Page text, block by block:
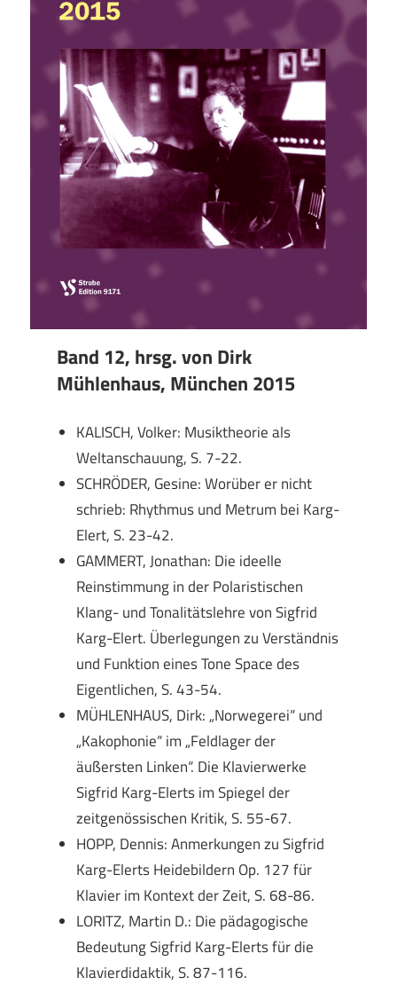
Band 12, hrsg. von Dirk
Mühlenhaus, München 2015
KALISCH, Volker: Musiktheorie als
Weltanschauung, S. 7-22.
SCHRÖDER, Gesine: Worüber er nicht
schrieb: Rhythmus und Metrum bei Karg-
Elert, S. 23-42.
GAMMERT, Jonathan: Die ideelle
Reinstimmung in der Polaristischen
Klang- und Tonalitätslehre von Sigfrid
Karg-Elert. Überlegungen zu Verständnis
und Funktion eines Tone Space des
Eigentlichen, S. 43-54.
MÜHLENHAUS, Dirk: „Norwegerei“ und
„Kakophonie“ im „Feldlager der
äußersten Linken“. Die Klavierwerke
Sigfrid Karg-Elerts im Spiegel der
zeitgenössischen Kritik, S. 55-67.
HOPP, Dennis: Anmerkungen zu Sigfrid
Karg-Elerts Heidebildern Op. 127 für
Klavier im Kontext der Zeit, S. 68-86.
LORITZ, Martin D.: Die pädagogische
Bedeutung Sigfrid Karg-Elerts für die
Klavierdidaktik, S. 87-116.